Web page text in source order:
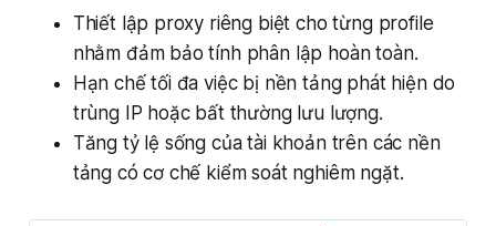
Thiết lập proxy riêng biệt cho từng profile
nhằm đảm bảo tính phân lập hoàn toàn.
Hạn chế tối đa việc bị nền tảng phát hiện do
trùng IP hoặc bất thường lưu lượng.
Tăng tỷ lệ sống của tài khoản trên các nền
tảng có cơ chế kiểm soát nghiêm ngặt.